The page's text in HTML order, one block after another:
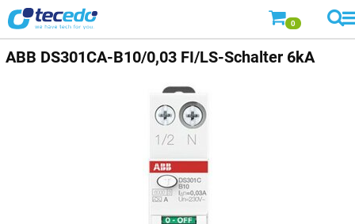
0
ABB DS301CA-B10/0,03 FI/LS-Schalter 6kA